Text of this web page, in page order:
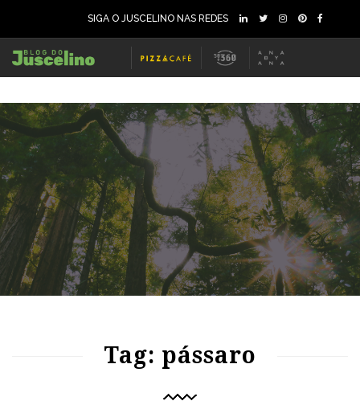
SIGA O JUSCELINO NAS REDES
Tag: pássaro